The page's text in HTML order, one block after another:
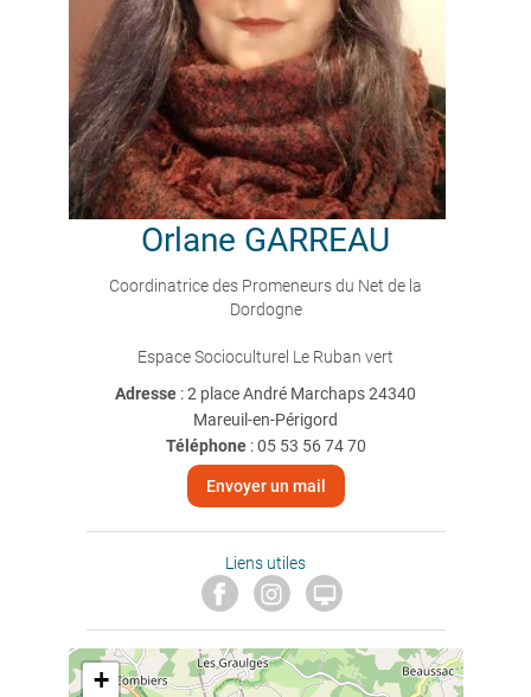
Orlane GARREAU
Coordinatrice des Promeneurs du Net de la
Dordogne
Espace Socioculturel Le Ruban vert
Adresse : 2 place André Marchaps 24340
Mareuil-en-Périgord
Téléphone:05 53 56 74 70
Envoyer un mail
Liens utiles

+